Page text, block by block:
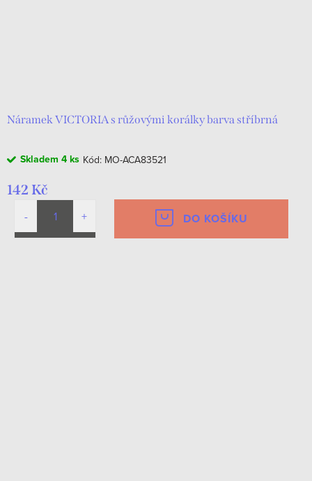
Náramek VICTORIA s růžovými korálky barva stříbrná
Skladem 4 ks Kód: MO-ACA83521
142 Kč
DO KOŠÍKU